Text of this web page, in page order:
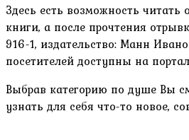
Здесь есть возможность
книги, а после прочтения
916-1, издательство: Манн
посетителей доступны на
Выбрав категорию по душе Вы
узнать для себя что-то новое,